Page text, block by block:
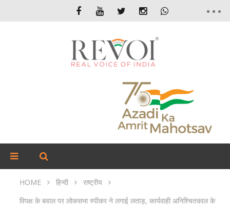
HOME हिन्दी
राष्ट्रीय
विपक्ष के बवाल पर लोकसभा स्पीकर ने लगाई लताड़, कार्यवाही अनिश्चितकाल के